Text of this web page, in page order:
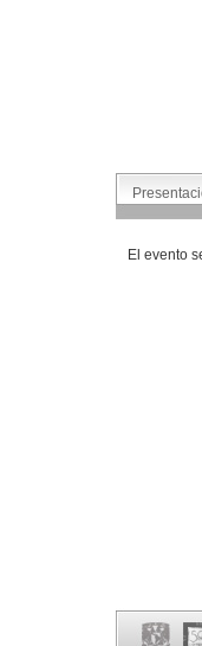
El evento